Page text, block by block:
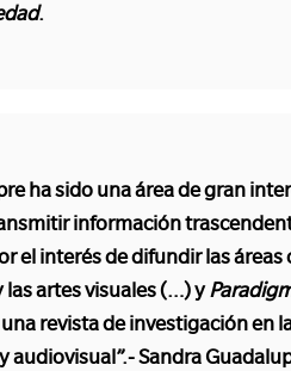
.
ha sido una área de gran
información
el interés de difundir las áreas
artes visuales (…) y
revista de investigación en
audiovisual”.- Sandra